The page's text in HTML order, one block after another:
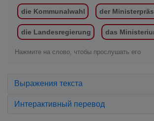
die Kommunalwahl der
die Landesregierung das
Нажмите на слово, чтобы прослушать его
Выражения текста
Интерактивный перевод